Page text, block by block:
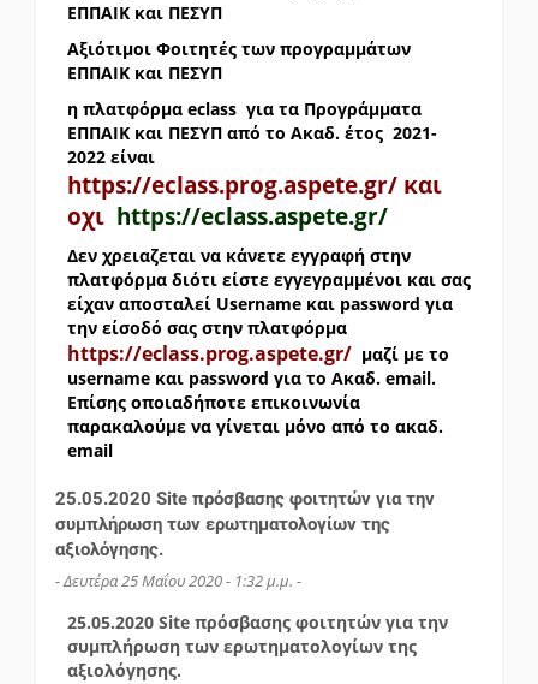
ΕΠΠΑΙΚ και ΠΕΣΥΠ
Αξιότιμοι Φοιτητές των προγραμμάτων
ΕΠΠΑΙΚ και ΠΕΣΥΠ
η πλατφόρμα eclass για τα Προγράμματα
ΕΠΠΑΙΚ και ΠΕΣΥΠ από το Ακαδ. έτος 2021-
2022 είναι
https://eclass.prog.aspete.gr/ και
οχι https://eclass.aspete.gr/
Δεν χρειαζεται να κάνετε εγγραφή στην
πλατφόρμα διότι είστε εγγεγραμμένοι και σας
είχαν αποσταλεί Username και password για
την είσοδό σας στην πλατφόρμα
https://eclass.prog.aspete.gr/ μαζί με το
username και password για το Ακαδ. email.
Επίσης οποιαδήποτε επικοινωνία
παρακαλούμε να γίνεται μόνο από το ακαδ.
email
25.05.2020 Site πρόσβασης φοιτητών για την
συμπλήρωση των ερωτηματολογίων της
αξιολόγησης.
- Δευτέρα 25 Μαΐου 2020 - 1:32 μ.μ. -
25.05.2020 Site πρόσβασης φοιτητών για την
συμπλήρωση των ερωτηματολογίων της
αξιολόγησης.